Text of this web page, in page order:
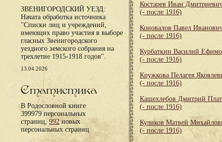
ЗВЕНИГОРОДСКИЙ УЕЗД:
Начата обработка источника
"Списки лиц и учреждений,
имеющих право участия в выборе
гласных Звенигородского
уездного земского собрания на
трехлетие 1915-1918 годов".
13.04.2026
Статистика
В Родословной книге
399979 персональных
страниц,992новых
персональных страниц
Костарев Иван
(- после 1916)
Коновалов Павел
(- после 1916)
Курбаткин Василий
(- после 1916)
Кружкова Пелагея
(- после 1916)
Кашехлебов Дмитрий
(- после 1916)
Куликов Матвей
(- после 1916)